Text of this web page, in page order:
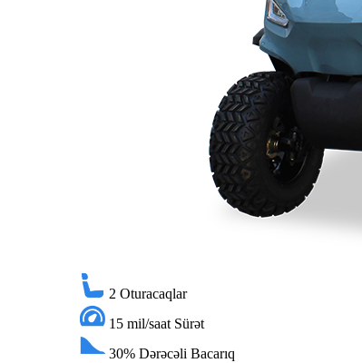
2 Oturacaqlar
15 mil/saat Sürət
30% Dərəcəli Bacarıq